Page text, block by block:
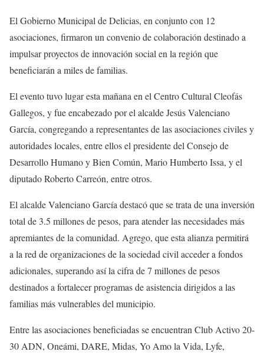
El Gobierno Municipal de Delicias, en conjunto con 12
asociaciones, firmaron un convenio de colaboración destinado a
impulsar proyectos de innovación social en la región que
beneficiarán a miles de familias.
El evento tuvo lugar esta mañana en el Centro Cultural Cleofás
Gallegos, y fue encabezado por el alcalde Jesús Valenciano
García, congregando a representantes de las asociaciones civiles y
autoridades locales, entre ellos el presidente del Consejo de
Desarrollo Humano y Bien Común, Mario Humberto Issa, y el
diputado Roberto Carreón, entre otros.
El alcalde Valenciano García destacó que se trata de una inversión
total de 3.5 millones de pesos, para atender las necesidades más
apremiantes de la comunidad. Agrego, que esta alianza permitirá
a la red de organizaciones de la sociedad civil acceder a fondos
adicionales, superando así la cifra de 7 millones de pesos
destinados a fortalecer programas de asistencia dirigidos a las
familias más vulnerables del municipio.
Entre las asociaciones beneficiadas se encuentran Club Activo 20-
30 ADN, Oneámi, DARE, Midas, Yo Amo la Vida, Lyfe,